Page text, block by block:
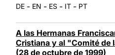
DE - EN - ES - IT - PT
A las Hermanas
Cristiana y al "Comité de
(28 de octubre de 1999)